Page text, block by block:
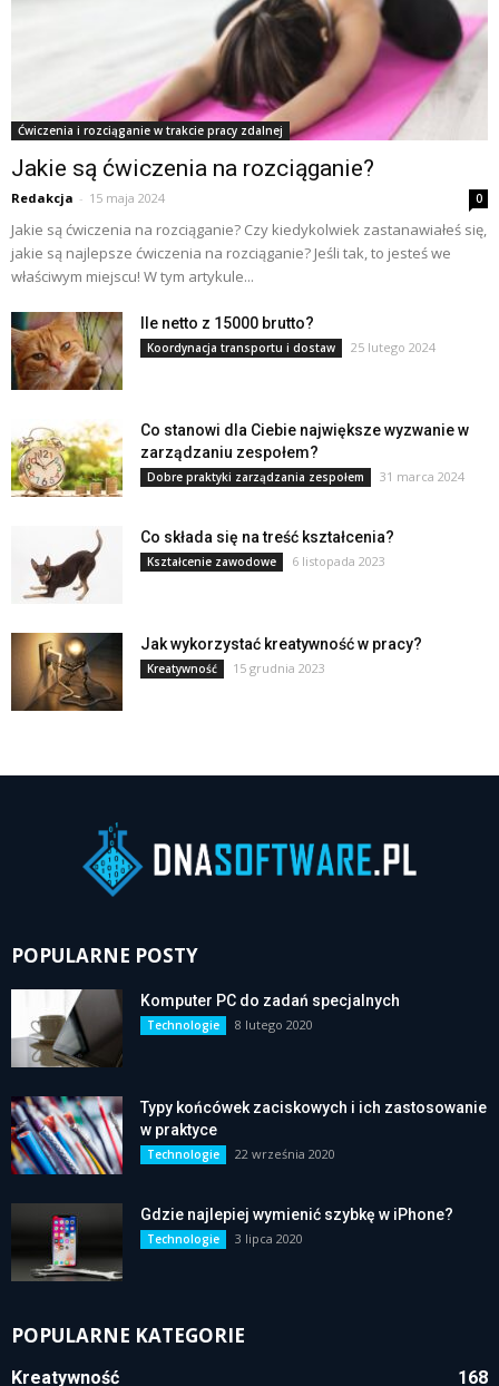
Ćwiczenia i rozciąganie w trakcie pracy zdalnej
Jakie są ćwiczenia na rozciąganie?
Redakcja - 15 maja 2024 0
Jakie są ćwiczenia na rozciąganie? Czy kiedykolwiek zastanawiałeś się,
jakie są najlepsze ćwiczenia na rozciąganie? Jeśli tak, to jesteś we
właściwym miejscu! W tym artykule...
Ile netto z 15000 brutto?
Koordynacja transportu i dostaw 25 lutego 2024
Co stanowi dla Ciebie największe wyzwanie w
zarządzaniu zespołem?
Dobre praktyki zarządzania zespołem 31 marca 2024
Co składa się na treść kształcenia?
Kształcenie zawodowe 6 listopada 2023
Jak wykorzystać kreatywność w pracy?
Kreatywność 15 grudnia 2023
POPULARNE POSTY
Komputer PC do zadań specjalnych
Technologie 8 lutego 2020
Typy końcówek zaciskowych i ich zastosowanie
w praktyce
Technologie 22 września 2020
Gdzie najlepiej wymienić szybkę w iPhone?
Technologie 3 lipca 2020
POPULARNE KATEGORIE
Kreatywność 168